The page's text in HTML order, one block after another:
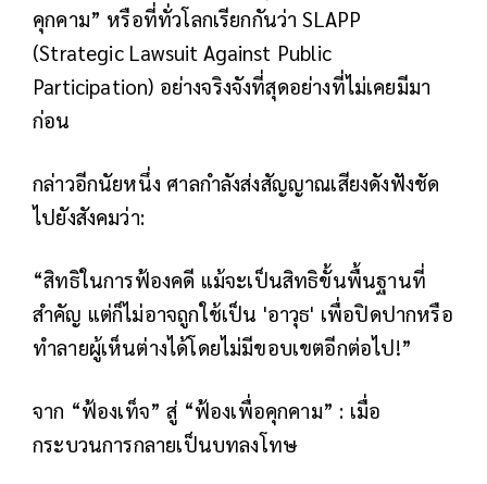
คุกคาม” หรือที่ทั่วโลกเรียกกันว่า SLAPP
(Strategic Lawsuit Against Public
Participation) อย่างจริงจังที่สุดอย่างที่ไม่เคยมีมา
ก่อน
กล่าวอีกนัยหนึ่ง ศาลกำลังส่งสัญญาณเสียงดังฟังชัด
ไปยังสังคมว่า:
“สิทธิในการฟ้องคดี แม้จะเป็นสิทธิขั้นพื้นฐานที่
สำคัญ แต่ก็ไม่อาจถูกใช้เป็น 'อาวุธ' เพื่อปิดปากหรือ
ทำลายผู้เห็นต่างได้โดยไม่มีขอบเขตอีกต่อไป!”
จาก “ฟ้องเท็จ” สู่ “ฟ้องเพื่อคุกคาม” : เมื่อ
กระบวนการกลายเป็นบทลงโทษ